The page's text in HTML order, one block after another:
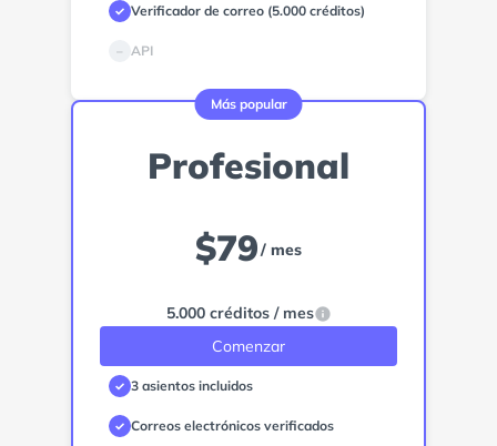
✓ Verificador de correo (5.000 créditos)
– API
Más popular
Profesional
$79/ mes
5.000 créditos / mes
Comenzar
✓ 3 asientos incluidos
✓ Correos electrónicos verificados